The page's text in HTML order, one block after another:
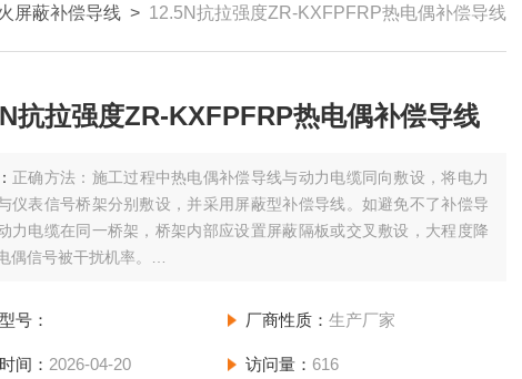
屏蔽补偿导线 > 12.5N抗拉强度ZR-KXFPFRP热电偶补偿导线
抗拉强度ZR-KXFPFRP热电偶补偿导线
正确方法：施工过程中热电偶补偿导线与动力电缆同向敷设，将电力
仪表信号桥架分别敷设，并采用屏蔽型补偿导线。如避免不了补偿导
力电缆在同一桥架，桥架内部应设置屏蔽隔板或交叉敷设，大程度降
偶信号被干扰机率。
号： 厂商性质： 生产厂家
间： 2026-04-20 访问量： 616